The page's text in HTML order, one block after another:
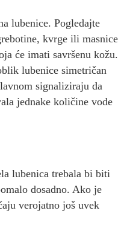
lubenice. Pogledajte
kvrge ili masnice
će imati savršenu kožu.
lubenice simetričan
signaliziraju da
jednake količine vode
lubenica trebala bi biti
dosadno. Ako je
verojatno još uvek